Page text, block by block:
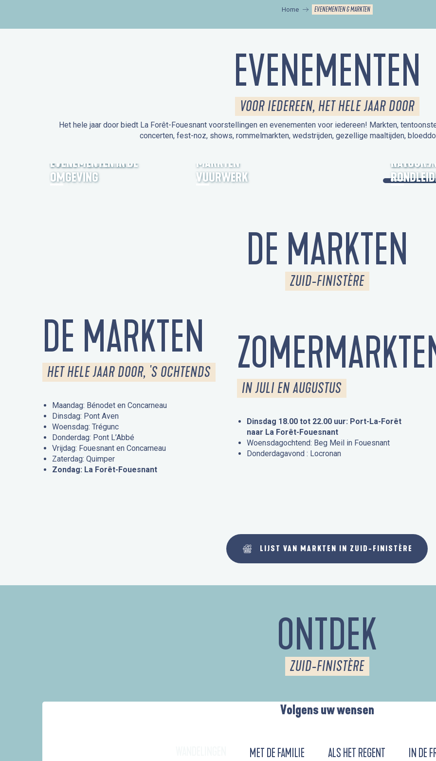
Home EVENEMENTEN & MARKTEN
EVENEMENTEN
VOOR IEDEREEN, HET HELE JAAR DOOR
Het hele jaar door biedt La Forêt-Fouesnant voorstellingen en evenementen voor iedereen! Markten,
concerten, fest-noz, shows, rommelmarkten, wedstrijden, gezellige maaltijden,
FORÊT-FOUESNANT
EVENEMENTEN IN DE
OMGEVING
MARKTEN
VUURWERK
OPEN
NATUUR /
DE MARKTEN
ZUID-FINISTÈRE
DE MARKTEN
HET HELE JAAR DOOR, 'S OCHTENDS
Maandag: Bénodet en Concarneau
Dinsdag: Pont Aven
Woensdag: Trégunc
Donderdag: Pont L’Abbé
Vrijdag: Fouesnant en Concarneau
Zaterdag: Quimper
Zondag: La Forêt-Fouesnant
IN JULI EN AUGUSTUS
Dinsdag 18.00 tot 22.00 uur: Port-La-Forêt
naar La Forêt-Fouesnant
Woensdagochtend: Beg Meil in Fouesnant
Donderdagavond : Locronan
LIJST VAN MARKTEN IN ZUID-FINISTÈRE
ONTDEK
ZUID-FINISTÈRE
Volgens uw wensen
MET DE FAMILIE ALS HET REGENT IN DE